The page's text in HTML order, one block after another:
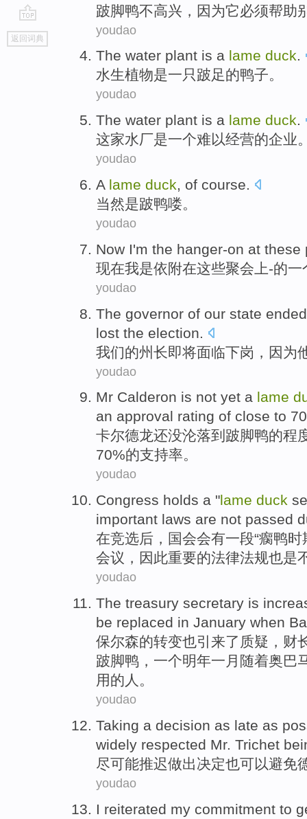
go
top
返回词典
跛脚鸭不高兴 ， 因为它必须帮助
youdao
The water plant is a lame duck.
水生植物是一只跛足的鸭子。
youdao
The water plant is a lame duck.
这家水厂是一个难以经营的企业
youdao
A lame duck, of course.
当然是跛鸭喽。
youdao
Now I'm the hanger-on at these
现在我是依附在这些聚会上-的一
youdao
The governor of our state
lost the election
我们的州长 即将面临下岗， 因为
youdao
Mr Calderon is not yet a lame
an approval rating of close to
卡尔德龙还没沦落到 跛脚鸭的程
70%的支持率。
youdao
Congress holds a "lame duck
important laws are not passed
在竞选后， 国会会有一段“瘸鸭时
会议，因此重要的法律法规也是
youdao
The treasury secretary is
be replaced in January when
保尔森的转变也引来了质疑，财
跛脚鸭 ， 一个明年一月 随着奥巴
用的人。
youdao
Taking a decision as late as
widely respected Mr. Trichet
尽可能推迟做出决定也可以避免
youdao
I reiterated my commitment to